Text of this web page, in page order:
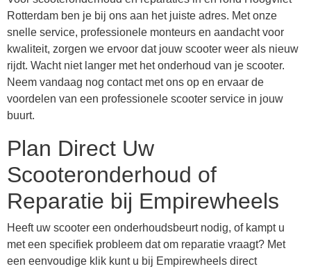
Rotterdam ben je bij ons aan het juiste adres. Met onze
snelle service, professionele monteurs en aandacht voor
kwaliteit, zorgen we ervoor dat jouw scooter weer als nieuw
rijdt. Wacht niet langer met het onderhoud van je scooter.
Neem vandaag nog contact met ons op en ervaar de
voordelen van een professionele scooter service in jouw
buurt.
Plan Direct Uw
Scooteronderhoud of
Reparatie bij Empirewheels
Heeft uw scooter een onderhoudsbeurt nodig, of kampt u
met een specifiek probleem dat om reparatie vraagt? Met
een eenvoudige klik kunt u bij Empirewheels direct